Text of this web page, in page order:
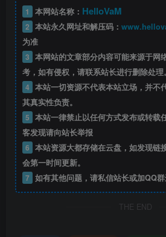
1 本网站名称： HelloVaM
2 本站永久网址和解压码：
为准
3 本网站的文章部分内容可能来源于网
考，如有侵权，请联系站长进行删除处理。
4 本站一切资源不代表本站立场，并不
其真实性负责。
5 本站一律禁止以任何方式发布或转载
客发现请向站长举报
6 本站资源大都存储在云盘，如发现链
会第一时间更新。
7 如有其他问题，请私信站长或加QQ群
THE END